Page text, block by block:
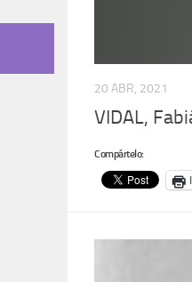
20 ABR, 2021
VIDAL,
Compártelo: